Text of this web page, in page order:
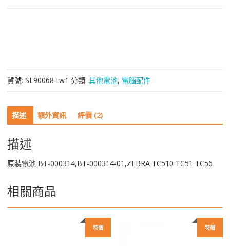
TC510
TC51
TC56
數
量
貨號: SL90068-tw1 分類: 其他電池, 電腦配件
描述 額外資訊 評價 (2)
描述
原裝電池 BT-000314,BT-000314-01,ZEBRA TC510 TC51 TC56
相關商品
特價 特價